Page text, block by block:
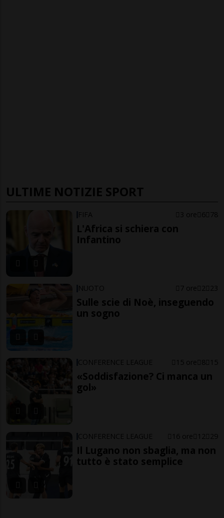
ULTIME NOTIZIE SPORT
FIFA 3 ore 6 78
L'Africa si schiera con
Infantino
NUOTO 7 ore 2 23
Sulle scie di Noè, inseguendo
un sogno
CONFERENCE LEAGUE 15 ore 8 15
«Soddisfazione? Ci manca un
gol»
CONFERENCE LEAGUE 16 ore 12 29
Il Lugano non sbaglia, ma non
tutto è stato semplice